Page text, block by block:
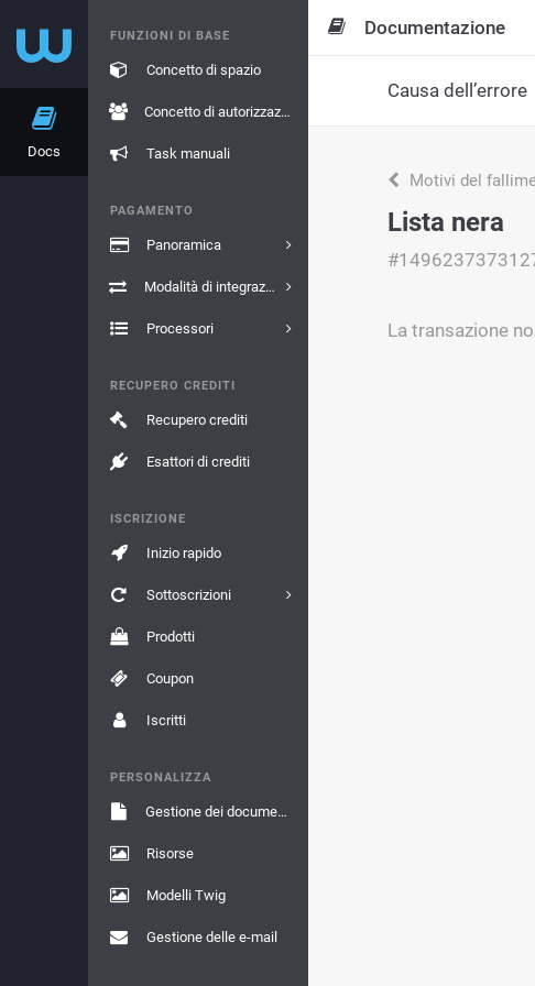
Docs
FUNZIONI DI BASE
Concetto di spazio
Concetto di autorizzazione
Task manuali
PAGAMENTO
Panoramica
Modalità di integrazione
Processori
RECUPERO CREDITI
Recupero crediti
Esattori di crediti
ISCRIZIONE
Inizio rapido
Sottoscrizioni
Prodotti
Coupon
Iscritti
PERSONALIZZA
Gestione dei documenti
Risorse
Modelli Twig
Gestione delle e-mail
Documentazione
Causa dell’errore
Motivi del
Lista nera
La transazione